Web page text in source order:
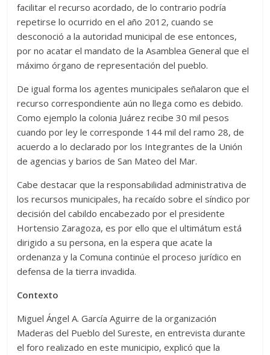
facilitar el recurso acordado, de lo contrario podría
repetirse lo ocurrido en el año 2012, cuando se
desconoció a la autoridad municipal de ese entonces,
por no acatar el mandato de la Asamblea General que el
máximo órgano de representación del pueblo.
De igual forma los agentes municipales señalaron que el
recurso correspondiente aún no llega como es debido.
Como ejemplo la colonia Juárez recibe 30 mil pesos
cuando por ley le corresponde 144 mil del ramo 28, de
acuerdo a lo declarado por los Integrantes de la Unión
de agencias y barios de San Mateo del Mar.
Cabe destacar que la responsabilidad administrativa de
los recursos municipales, ha recaído sobre el síndico por
decisión del cabildo encabezado por el presidente
Hortensio Zaragoza, es por ello que el ultimátum está
dirigido a su persona, en la espera que acate la
ordenanza y la Comuna continúe el proceso jurídico en
defensa de la tierra invadida.
Contexto
Miguel Ángel A. García Aguirre de la organización
Maderas del Pueblo del Sureste, en entrevista durante
el foro realizado en este municipio, explicó que la